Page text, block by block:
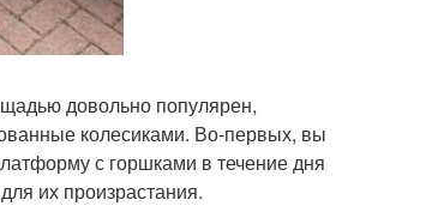
довольно популярен,
колесиками. Во-первых, вы
с горшками в течение дня
их произрастания.